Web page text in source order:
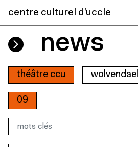
centre culturel d’uccle
news
théâtre ccu wolvendael
09